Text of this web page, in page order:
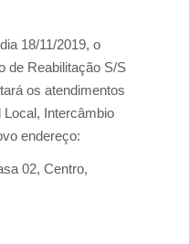
18/11/2019, o
de Reabilitação S/S
os atendimentos
Local, Intercâmbio
endereço:
02, Centro,